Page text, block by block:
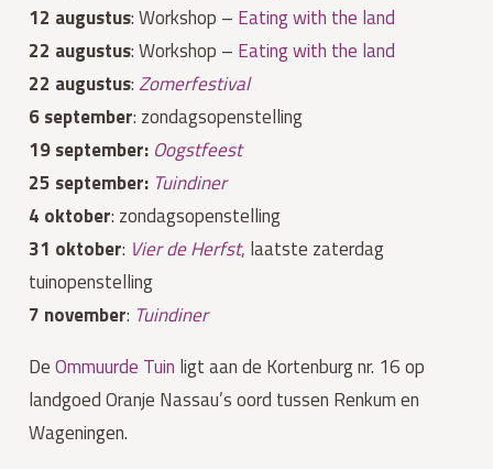
12 augustus: Workshop – Eating with the land
22 augustus: Workshop – Eating with the land
22 augustus:Zomerfestival
6 september: zondagsopenstelling
19 september: Oogstfeest
25 september: Tuindiner
4 oktober: zondagsopenstelling
31 oktober: Vier de Herfst, laatste zaterdag
tuinopenstelling
7 november: Tuindiner
DeOmmuurde Tuin ligt aan de Kortenburg nr. 16 op
landgoed Oranje Nassau’s oord tussen Renkum en
Wageningen.